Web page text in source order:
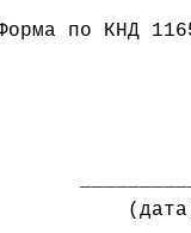
по КНД